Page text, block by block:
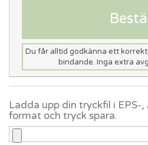
Du får alltid godkänna ett
bindande. Inga extra
Ladda upp din tryckfil i EPS-,
format och tryck spara.